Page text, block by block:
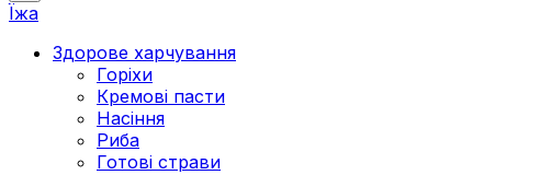
Їжа
Здорове харчування
Горіхи
Кремові пасти
Насіння
Риба
Готові страви